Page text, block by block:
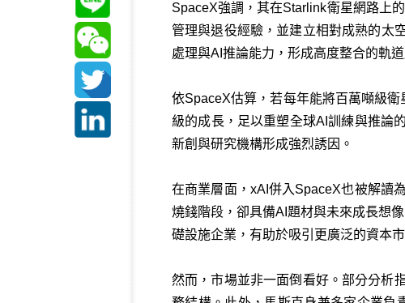
SpaceX強調，其在Starlink衛星網路上
管理與退役經驗，並建立相對成熟的太
處理與AI推論能力，形成高度整合的軌道
依SpaceX估算，若每年能將百萬噸級
級的成長，足以重塑全球AI訓練與推論
新創與研究機構形成強烈誘因。
在商業層面，xAI併入SpaceX也被解讀
燒錢階段，卻具備AI題材與未來成長想
礎設施企業，有助於吸引更廣泛的資本市
然而，市場並非一面倒看好。部分分析